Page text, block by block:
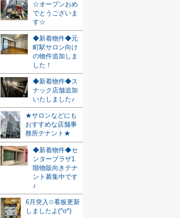
☆オープンおめ
でとうございま
す☆
◆新着物件◆元
町駅サロン向け
の物件追加しま
した！
◆新着物件◆ス
ナック店舗追加
いたしました♪
★サロンなどにも
おすすめな店舗事
務所テナント★
◆新着物件◆セ
ンタープラザ1
階物販向きテナ
ント募集中です
♪
6月突入✩看板更新
しましたよ(^o^)